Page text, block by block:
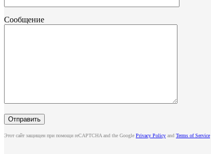
Сообщение
Этот сайт защищен при помощи reCAPTCHA and the Google Privacy Policy and Terms of Service